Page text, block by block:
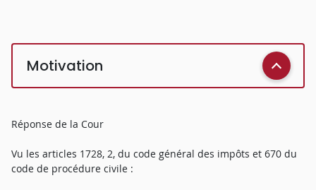
Motivation
Réponse de la Cour
Vu les articles 1728, 2, du code général des impôts et 670 du
code de procédure civile :